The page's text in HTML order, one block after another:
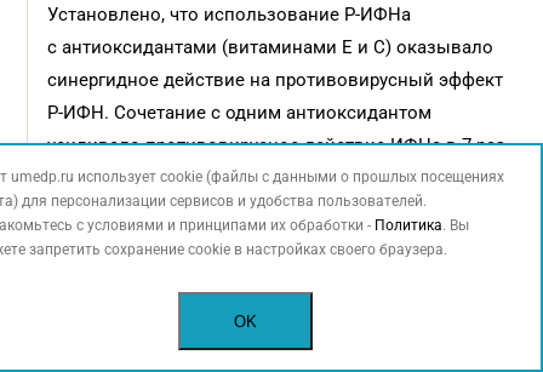
Установлено, что использование Р-ИФНа
с антиоксидантами (витаминами Е и С) оказывало
синергидное действие на противовирусный эффект
Р-ИФН. Сочетание с одним антиоксидантом
усиливало противовирусное действие ИФНа в 7 раз,
а с двумя – в 14 раз.
Комплексное действие Виферона обусловливает
множественность эффектов: снижение уровня
циркулирующего «раннего» ИФН α-2, усиление
синтеза ИФН α-2; увеличение количества
umedp.ru использует cookie (файлы с данными о прошлых посещениях
для персонализации сервисов и удобства пользователей.
с условиями и принципами их обработки - Политика. Вы
запретить сохранение cookie в настройках своего браузера.
OK